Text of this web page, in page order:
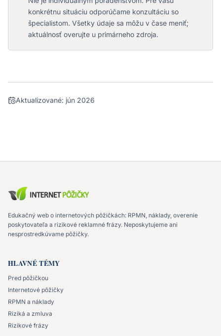
konkrétnu situáciu odporúčame konzultáciu so
špecialistom. Všetky údaje sa môžu v čase meniť;
aktuálnosť overujte u primárneho zdroja.
Aktualizované: jún 2026
Edukačný web o internetových pôžičkách: RPMN, náklady, overenie
poskytovateľa a rizikové reklamné frázy. Neposkytujeme ani
nesprostredkúvame pôžičky.
HLAVNÉ TÉMY
Pred pôžičkou
Internetové pôžičky
RPMN a náklady
Riziká a zmluva
Rizikové frázy